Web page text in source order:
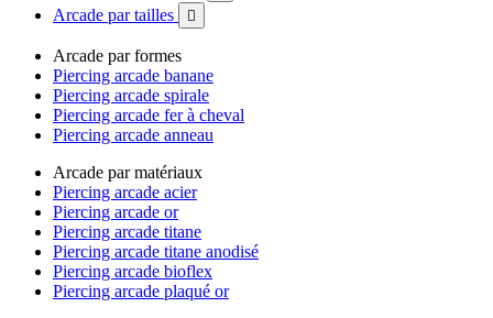
Arcade par tailles 
Arcade par formes
Piercing arcade banane
Piercing arcade spirale
Piercing arcade fer à cheval
Piercing arcade anneau
Arcade par matériaux
Piercing arcade acier
Piercing arcade or
Piercing arcade titane
Piercing arcade titane anodisé
Piercing arcade bioflex
Piercing arcade plaqué or